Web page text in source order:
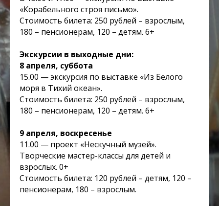
«Корабельного строя письмо».
Стоимость билета: 250 рублей – взрослым,
180 – пенсионерам, 120 – детям. 6+
Экскурсии в выходные дни:
8 апреля, суббота
15.00 — экскурсия по выставке «Из Белого
моря в Тихий океан».
Стоимость билета: 250 рублей – взрослым,
180 – пенсионерам, 120 – детям. 6+
9 апреля, воскресенье
11.00 — проект «Нескучный музей».
Творческие мастер-классы для детей и
взрослых. 0+
Стоимость билета: 120 рублей – детям, 120 –
пенсионерам, 180 – взрослым.